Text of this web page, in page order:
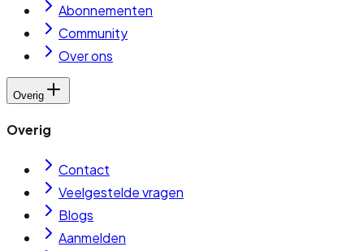
Abonnementen
Community
Over ons
Overig
Overig
Contact
Veelgestelde vragen
Blogs
Aanmelden